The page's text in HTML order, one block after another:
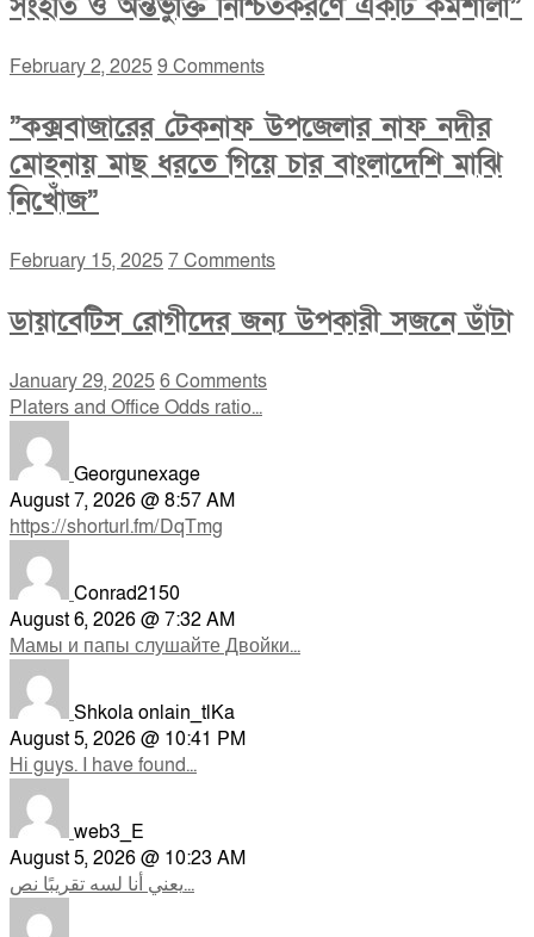
February 2, 20259 Comments
”কক্সবাজারের টেকনাফ উপজেলার নাফ নদীর
মোহনায় মাছ ধরতে গিয়ে চার বাংলাদেশি মাঝি
নিখোঁজ”
February 15, 20257 Comments
ডায়াবেটিস রোগীদের জন্য উপকারী সজনে ডাঁটা
January 29, 20256 Comments
Platers and Office Odds ratio...
Georgunexage
August 7, 2026 @ 8:57 AM
https://shorturl.fm/DqTmg
Conrad2150
August 6, 2026 @ 7:32 AM
Мамы и папы слушайте Двойки...
Shkola onlain_tlKa
August 5, 2026 @ 10:41 PM
Hi guys. I have found...
web3_E
August 5, 2026 @ 10:23 AM
يعني أنا لسه تقريبًا نص...